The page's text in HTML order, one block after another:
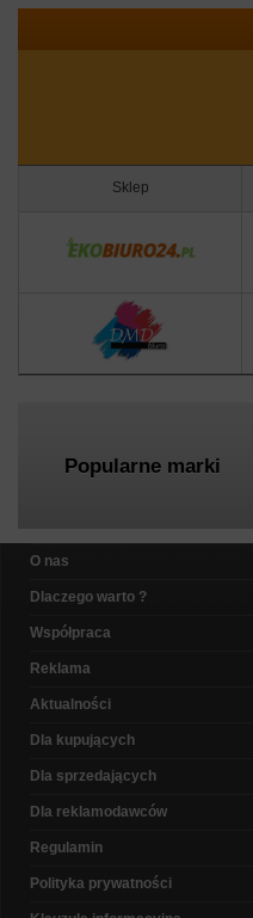
Sklep
Popularne marki
O nas
Dlaczego warto ?
Współpraca
Reklama
Aktualności
Dla kupujących
Dla sprzedających
Dla reklamodawców
Regulamin
Polityka prywatności